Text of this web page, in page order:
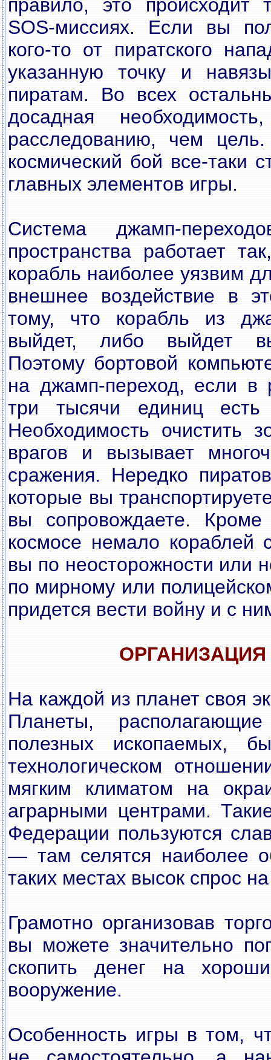
правило, это происходит
SOS-миссиях. Если вы
кого-то от пиратского
указанную точку и
пиратам. Во всех
досадная
расследованию, чем
космический бой все-таки
главных элементов игры.
Система джамп-
пространства работает
корабль наиболее уязвим
внешнее воздействие в
тому, что корабль из
выйдет, либо выйдет
Поэтому бортовой
на джамп-переход, если
три тысячи единиц есть
Необходимость очистить
врагов и вызывает
сражения. Нередко
которые вы
вы сопровождаете. Кроме
космосе немало кораблей
вы по неосторожности или
по мирному или
придется вести войну и с
На каждой из планет своя
Планеты,
полезных ископаемых,
технологическом
мягким климатом на
аграрными центрами.
Федерации пользуются
— там селятся наиболее
таких местах высок спрос
Грамотно организовав
вы можете значительно
скопить денег на
вооружение.
Особенность игры в том,